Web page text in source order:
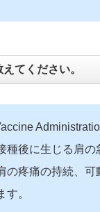
てください。
種後に生じる肩
疼痛の持続、可
。